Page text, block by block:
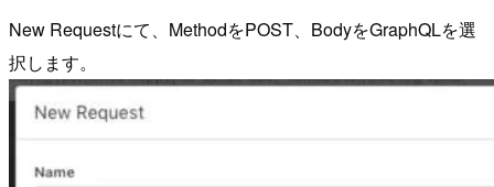
New Requestにて、MethodをPOST、BodyをGraphQLを選
択します。